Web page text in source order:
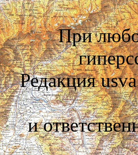
При
Редакция
и